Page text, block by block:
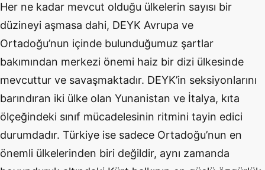
Her ne kadar mevcut olduğu ülkelerin sayısı bir
düzineyi aşmasa dahi, DEYK Avrupa ve
Ortadoğu’nun içinde bulunduğumuz şartlar
bakımından merkezi önemi haiz bir dizi ülkesinde
mevcuttur ve savaşmaktadır. DEYK’in seksiyonlarını
barındıran iki ülke olan Yunanistan ve İtalya, kıta
ölçeğindeki sınıf mücadelesinin ritmini tayin edici
durumdadır. Türkiye ise sadece Ortadoğu’nun en
önemli ülkelerinden biri değildir, aynı zamanda